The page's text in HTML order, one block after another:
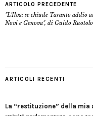
ARTICOLO PRECEDENTE
"L'Ilva: se chiude Taranto addio
Novi e Genova", di Guido Ruotolo
ARTICOLI RECENTI
La “restituzione” della